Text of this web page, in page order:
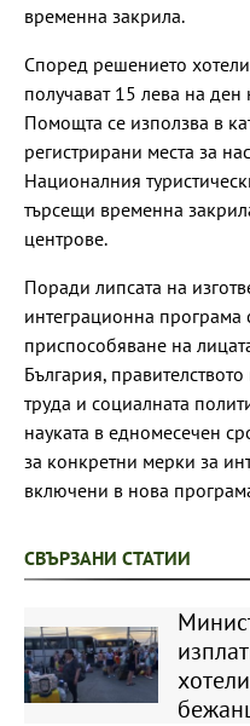
временна закрила.
Според решението
получават 15 лева на ден
Помощта се използва в
регистрирани места за
Националния
търсещи временна
центрове.
Поради липсата на
интеграционна програма
приспособяване на
България,
труда и социалната
науката в едномесечен
за конкретни мерки за
включени в нова
СВЪРЗАНИ СТАТИИ